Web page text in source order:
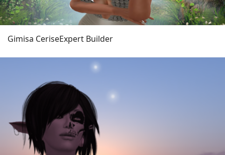
Gimisa CeriseExpert Builder